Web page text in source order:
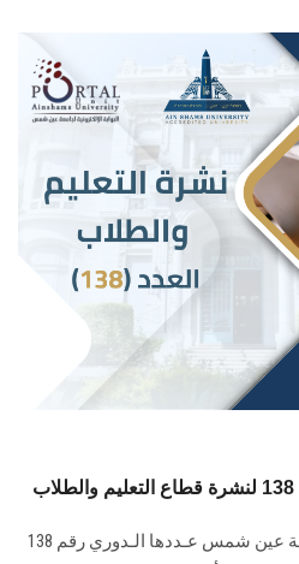
تصدر البـوابة الإلكـترونية لجامعة عين شمس عـددها الـدوري رقم 138